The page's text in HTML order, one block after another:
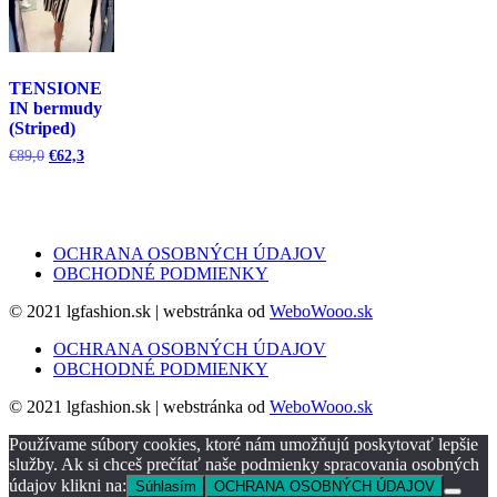
TENSIONE
IN bermudy
(Striped)
€89,0 Pôvodná
€62,3Aktuálna
OCHRANA OSOBNÝCH ÚDAJOV
OBCHODNÉ PODMIENKY
© 2021 lgfashion.sk | webstránka od WeboWooo.sk
OCHRANA OSOBNÝCH ÚDAJOV
OBCHODNÉ PODMIENKY
© 2021 lgfashion.sk | webstránka od WeboWooo.sk
Používame súbory cookies, ktoré nám umožňujú poskytovať lepšie
služby. Ak si chceš prečítať naše podmienky spracovania osobných
údajov klikni na: Súhlasím OCHRANA OSOBNÝCH ÚDAJOV